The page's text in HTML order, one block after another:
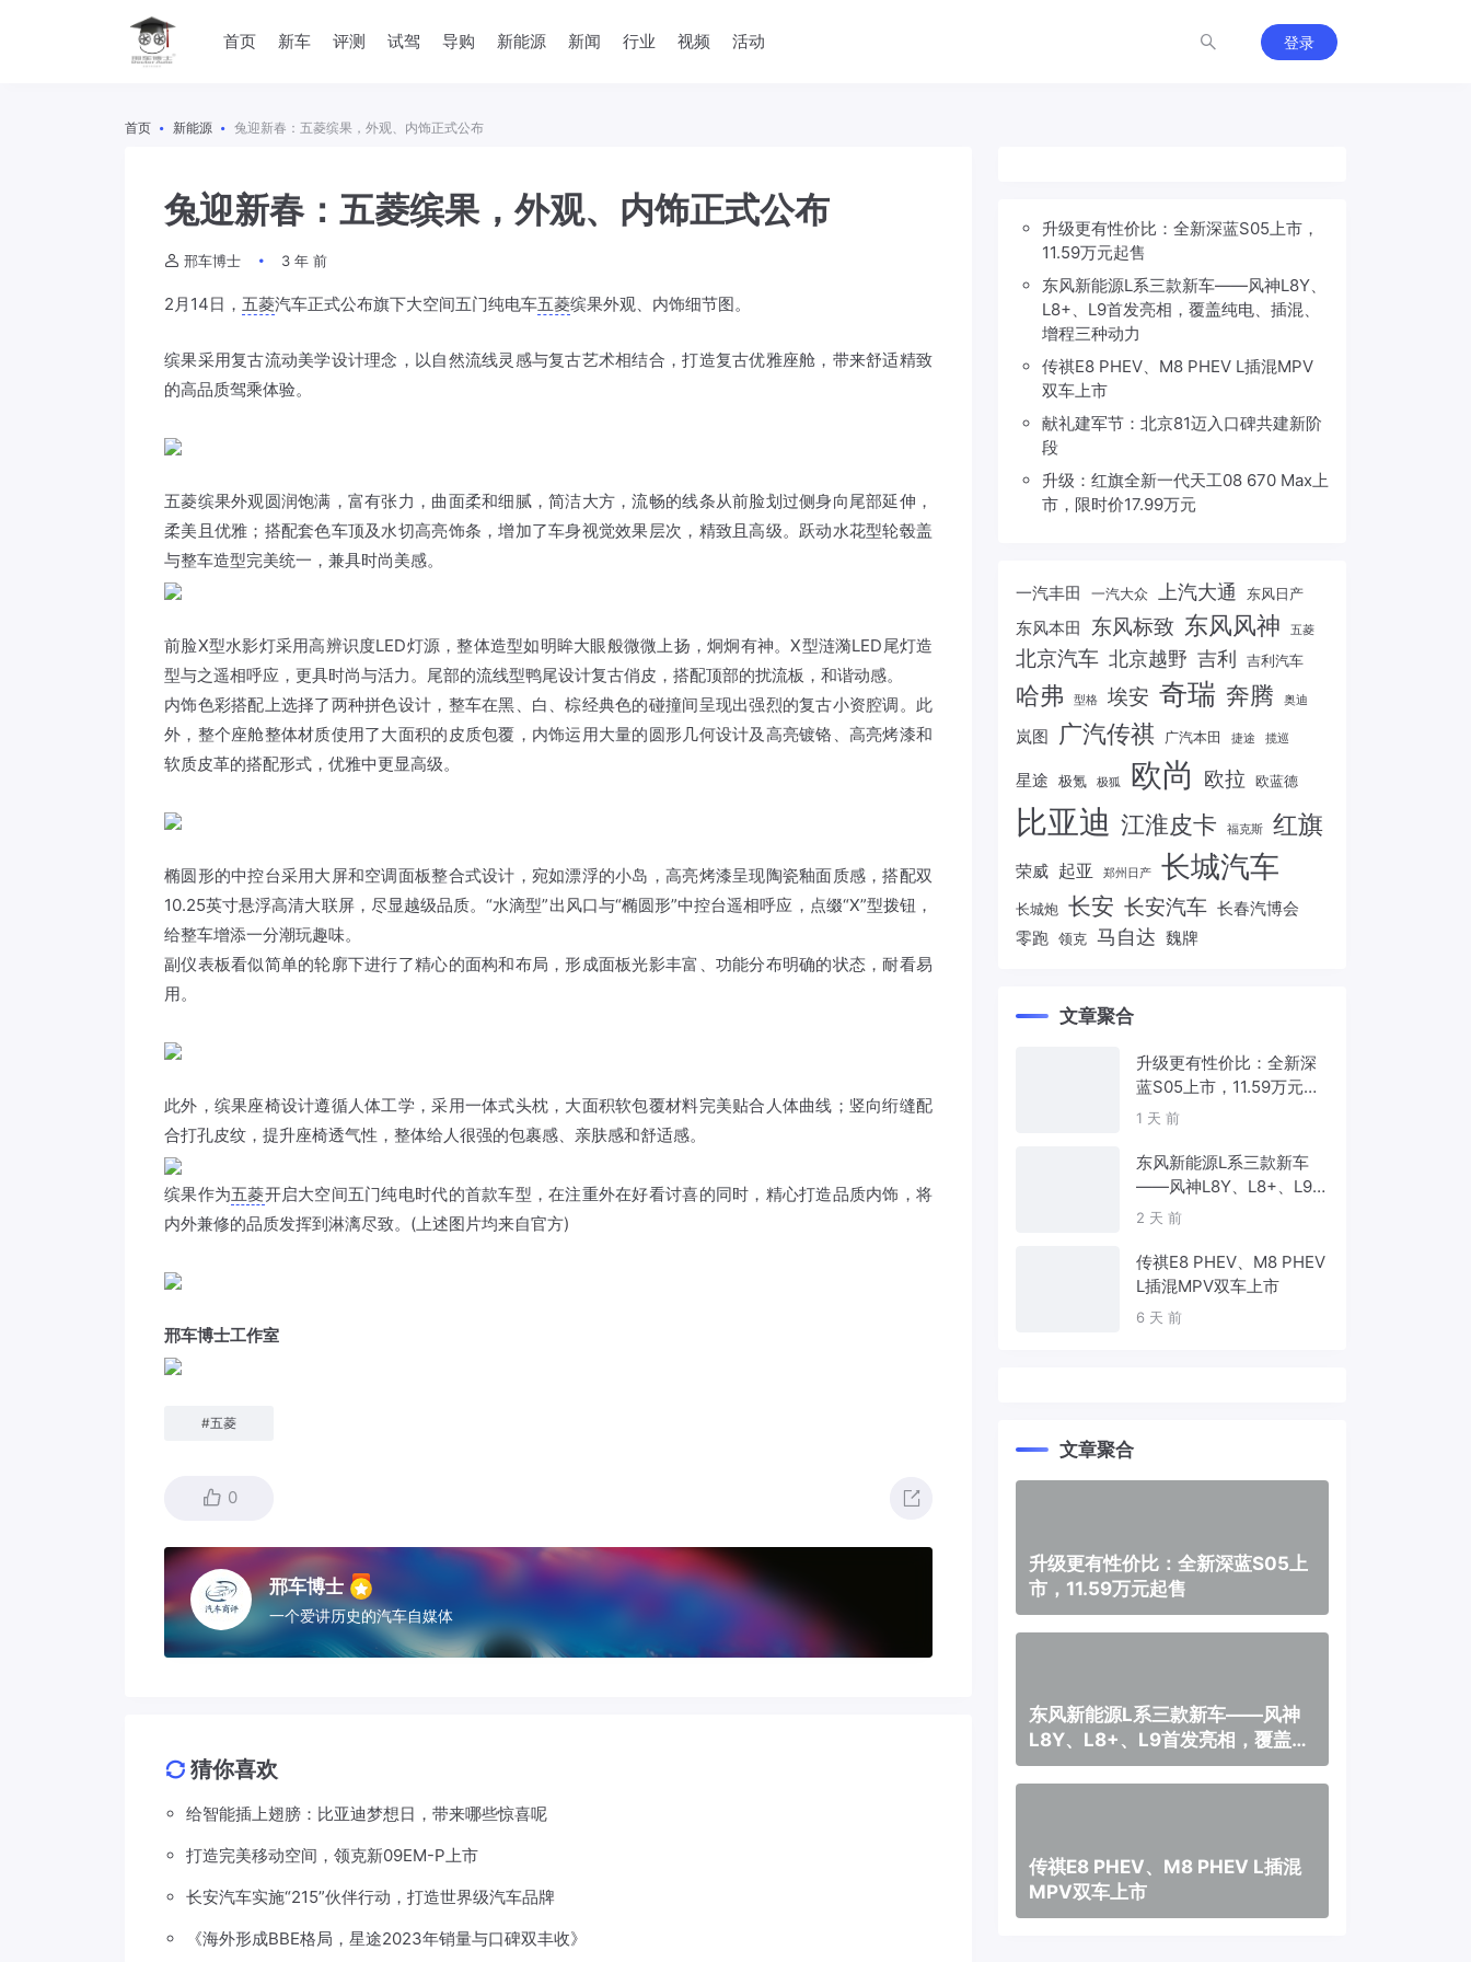
首页 新车 评测 试驾 导购 新能源 新闻 行业 视频 活动 登录
首页 新能源 兔迎新春：五菱缤果，外观、内饰正式公布
兔迎新春：五菱缤果，外观、内饰正式公布
邢车博士 3 年 前
2月14日， 五菱汽车正式公布旗下大空间五门纯电车五菱缤果外观、内饰细节图。
缤果采用复古流动美学设计理念，以自然流线灵感与复古艺术相结合，打造复古优雅座舱，带来舒适精致
的高品质驾乘体验。
五菱缤果外观圆润饱满，富有张力，曲面柔和细腻，简洁大方，流畅的线条从前脸划过侧身向尾部延伸，
柔美且优雅；搭配套色车顶及水切高亮饰条，增加了车身视觉效果层次，精致且高级。跃动水花型轮毂盖
与整车造型完美统一，兼具时尚美感。
前脸X型水影灯采用高辨识度LED灯源，整体造型如明眸大眼般微微上扬，炯炯有神。X型涟漪LED尾灯造
型与之遥相呼应，更具时尚与活力。尾部的流线型鸭尾设计复古俏皮，搭配顶部的扰流板，和谐动感。
内饰色彩搭配上选择了两种拼色设计，整车在黑、白、棕经典色的碰撞间呈现出强烈的复古小资腔调。此
外，整个座舱整体材质使用了大面积的皮质包覆，内饰运用大量的圆形几何设计及高亮镀铬、高亮烤漆和
软质皮革的搭配形式，优雅中更显高级。
椭圆形的中控台采用大屏和空调面板整合式设计，宛如漂浮的小岛，高亮烤漆呈现陶瓷釉面质感，搭配双
10.25英寸悬浮高清大联屏，尽显越级品质。“水滴型”出风口与“椭圆形”中控台遥相呼应，点缀“X”型拨钮，
给整车增添一分潮玩趣味。
副仪表板看似简单的轮廓下进行了精心的面构和布局，形成面板光影丰富、功能分布明确的状态，耐看易
用。
此外，缤果座椅设计遵循人体工学，采用一体式头枕，大面积软包覆材料完美贴合人体曲线；竖向绗缝配
合打孔皮纹，提升座椅透气性，整体给人很强的包裹感、亲肤感和舒适感。
缤果作为五菱开启大空间五门纯电时代的首款车型，在注重外在好看讨喜的同时，精心打造品质内饰，将
内外兼修的品质发挥到淋漓尽致。(上述图片均来自官方)
邢车博士工作室
#五菱
0
邢车博士
一个爱讲历史的汽车自媒体
猜你喜欢
给智能插上翅膀：比亚迪梦想日，带来哪些惊喜呢
打造完美移动空间，领克新09EM-P上市
长安汽车实施“215”伙伴行动，打造世界级汽车品牌
《海外形成BBE格局，星途2023年销量与口碑双丰收》
升级更有性价比：全新深蓝S05上市，
11.59万元起售
东风新能源L系三款新车——风神L8Y、
L8+、L9首发亮相，覆盖纯电、插混、
增程三种动力
传祺E8 PHEV、M8 PHEV L插混MPV
双车上市
献礼建军节：北京81迈入口碑共建新阶
段
升级：红旗全新一代天工08 670 Max上
市，限时价17.99万元
一汽丰田 一汽大众 上汽大通 东风日产
东风本田 东风标致 东风风神 五菱
北京汽车 北京越野 吉利 吉利汽车
哈弗 型格 埃安 奇瑞 奔腾 奥迪
岚图 广汽传祺 广汽本田 捷途 揽巡
星途 极氪 极狐 欧尚 欧拉 欧蓝德
比亚迪 江淮皮卡 福克斯 红旗
荣威 起亚 郑州日产 长城汽车
长城炮 长安 长安汽车 长春汽博会
零跑 领克 马自达 魏牌
文章聚合
升级更有性价比：全新深
蓝S05上市，11.59万元起
售
1 天 前
东风新能源L系三款新车
——风神L8Y、L8+、L9
首发亮相，覆盖纯电、插
2 天 前
传祺E8 PHEV、M8 PHEV
L插混MPV双车上市
6 天 前
文章聚合
升级更有性价比：全新深蓝S05上
市，11.59万元起售
东风新能源L系三款新车——风神
L8Y、L8+、L9首发亮相，覆盖纯
电、插混、增程三种动力
传祺E8 PHEV、M8 PHEV L插混
MPV双车上市